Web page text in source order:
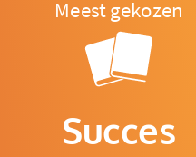
Succes